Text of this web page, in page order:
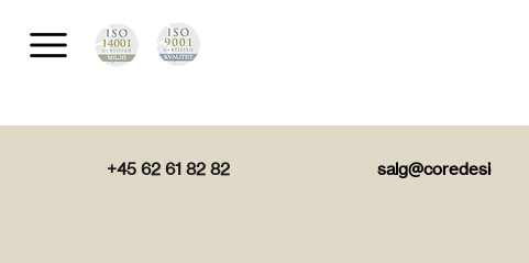
+45 62 61 82 82 salg@coredesign.dk